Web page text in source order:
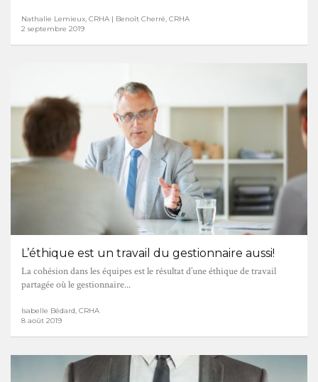
Nathalie Lemieux, CRHA | Benoît Cherré, CRHA
2 septembre 2019
L’éthique est un travail du gestionnaire aussi!
La cohésion dans les équipes est le résultat d’une éthique de travail
partagée où le gestionnaire...
Isabelle Bédard, CRHA
8 août 2019